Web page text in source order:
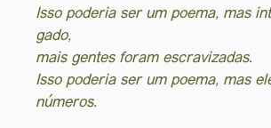
Isso poderia ser um poema, mas
gado,
mais gentes foram escravizadas.
Isso poderia ser um poema, mas
números.